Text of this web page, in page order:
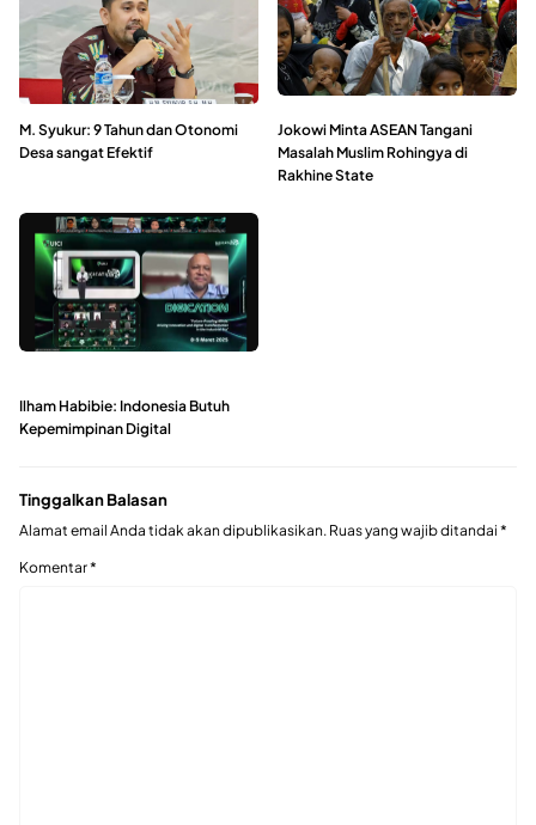
M. Syukur: 9 Tahun dan Otonomi
Desa sangat Efektif
Jokowi Minta ASEAN Tangani
Masalah Muslim Rohingya di
Rakhine State
Ilham Habibie: Indonesia Butuh
Kepemimpinan Digital
Tinggalkan Balasan
Alamat email Anda tidak akan dipublikasikan. Ruas yang wajib ditandai *
Komentar*